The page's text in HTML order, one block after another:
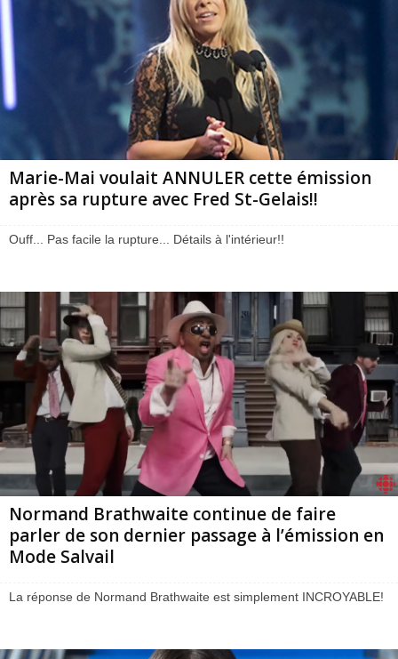
Marie-Mai voulait ANNULER cette émission
après sa rupture avec Fred St-Gelais!!
Ouff... Pas facile la rupture... Détails à l'intérieur!!
Normand Brathwaite continue de faire
parler de son dernier passage à l’émission en
Mode Salvail
La réponse de Normand Brathwaite est simplement INCROYABLE!